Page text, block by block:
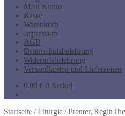
Mein Konto
Kasse
Warenkorb
Impressum
AGB
Datenschutzbelehrung
Widerrufsbelehrung
Versandkosten und Lieferzeiten
0,00 € 0 Artikel
Startseite /Liturgie /Prenter,